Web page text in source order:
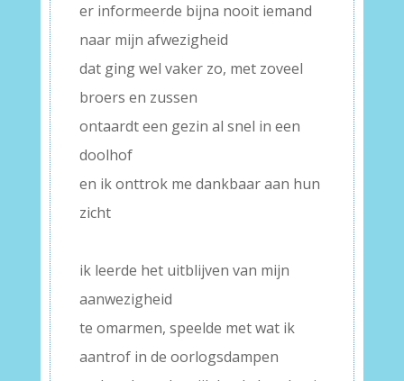
er informeerde bijna nooit iemand
naar mijn afwezigheid
dat ging wel vaker zo, met zoveel
broers en zussen
ontaardt een gezin al snel in een
doolhof
en ik onttrok me dankbaar aan hun
zicht
ik leerde het uitblijven van mijn
aanwezigheid
te omarmen, speelde met wat ik
aantrof in de oorlogsdampen